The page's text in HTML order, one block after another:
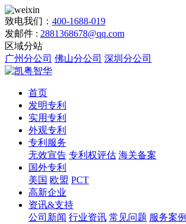
致电我们： 400-1688-019
发邮件 : 2881368678@qq.com
区域分站
广州分公司 佛山分公司 深圳分公司
首页
发明专利
实用专利
外观专利
专利服务
无效宣告 专利权评估 海关备案
国外专利
美国 欧盟 PCT
高新企业
资讯&支持
公司新闻 行业资讯 常见问题 服务案例